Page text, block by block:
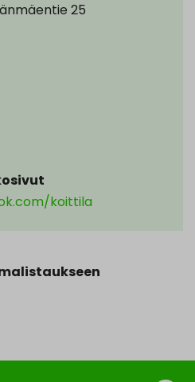
25
koittila